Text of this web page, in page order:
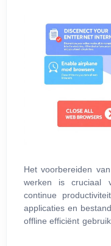
Het voorbereiden
werken is cruciaal
continue
applicaties en
offline efficiënt